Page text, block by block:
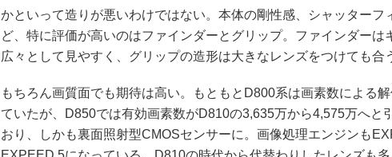
かといって造りが悪いわけではない。本体の剛性感、シャッターフ
ど、特に評価が高いのはファインダーとグリップ。ファインダーは
広々として見やすく、グリップの造形は大きなレンズをつけても合
もちろん画質面でも期待は高い。もともとD800系は画素数による
ていたが、D850では有効画素数がD810の3,635万から4,575万へと
おり、しかも裏面照射型CMOSセンサーに。画像処理エンジンも